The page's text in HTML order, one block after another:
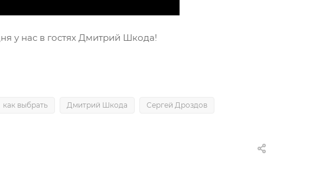
у нас в гостях Дмитрий Шкода!
как выбрать Дмитрий Шкода Сергей Дроздов